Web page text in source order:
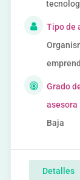
Tipo de
Grado
asesora
Baja
Detalles